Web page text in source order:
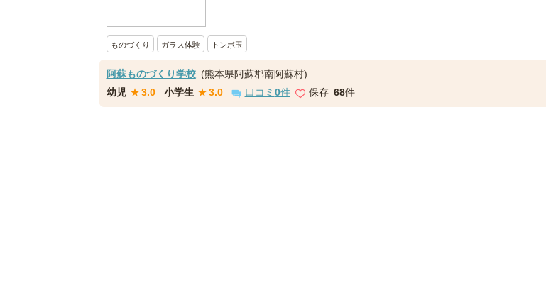
ものづくり ガラス体験 トンボ玉
阿蘇ものづくり学校 (熊本県阿蘇郡南阿蘇村)
幼児 ★3.0 小学生 ★3.0 口コミ 0件 保存 68件